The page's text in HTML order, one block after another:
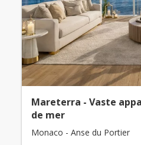
Mareterra - Vaste
de mer
Monaco - Anse du Portier